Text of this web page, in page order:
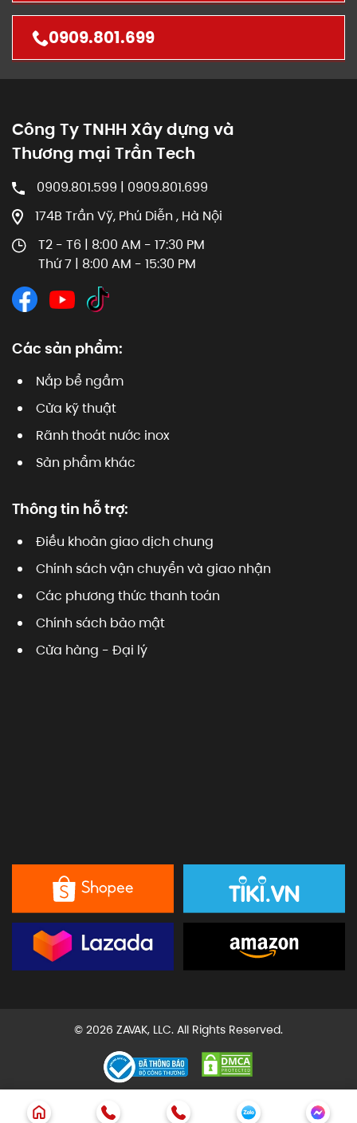
0909.801.699
Công Ty TNHH Xây dựng và
Thương mại Trần Tech
0909.801.599 | 0909.801.699
174B Trần Vỹ, Phú Diễn , Hà Nội
T2 - T6 | 8:00 AM - 17:30 PM
Thứ 7 | 8:00 AM - 15:30 PM
Các sản phẩm:
Nắp bể ngầm
Cửa kỹ thuật
Rãnh thoát nước inox
Sản phẩm khác
Thông tin hỗ trợ:
Điều khoản giao dịch chung
Chính sách vận chuyển và giao nhận
Các phương thức thanh toán
Chính sách bảo mật
Cửa hàng - Đại lý
© 2026 ZAVAK, LLC. All Rights Reserved.